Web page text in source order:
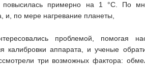
повысилась примерно на 1 °C. По
и, по мере нагревание планеты,
проблемой, помогая
калибровки аппарата, и ученые
три возможных фактора: